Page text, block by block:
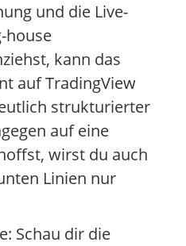
und die Live-
house
kann das
auf TradingView
strukturierter
auf eine
wirst du auch
Linien nur
Schau dir die